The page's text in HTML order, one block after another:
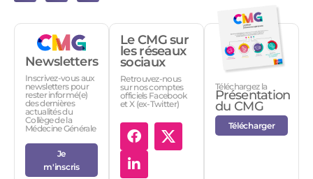
Newsletters
Inscrivez-vous aux
newsletters pour
rester informé(e)
des dernières
actualités du
Collège de la
Médecine Générale
Je
m'inscris
Le CMG sur
les réseaux
sociaux
Retrouvez-nous
sur nos comptes
officiels Facebook
et X (ex-Twitter)
Téléchargez la
Présentation
du CMG
Télécharger